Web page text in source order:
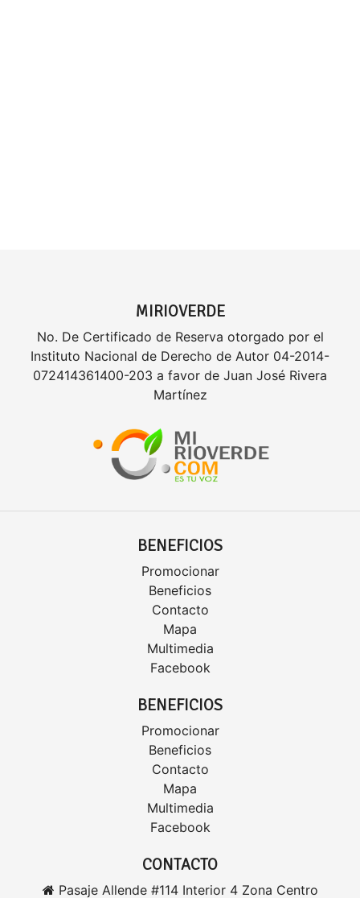
MIRIOVERDE
No. De Certificado de Reserva otorgado por el
Instituto Nacional de Derecho de Autor 04-2014-
072414361400-203 a favor de Juan José Rivera
Martínez
BENEFICIOS
Promocionar
Beneficios
Contacto
Mapa
Multimedia
Facebook
BENEFICIOS
Promocionar
Beneficios
Contacto
Mapa
Multimedia
Facebook
CONTACTO
Pasaje Allende #114 Interior 4 Zona Centro